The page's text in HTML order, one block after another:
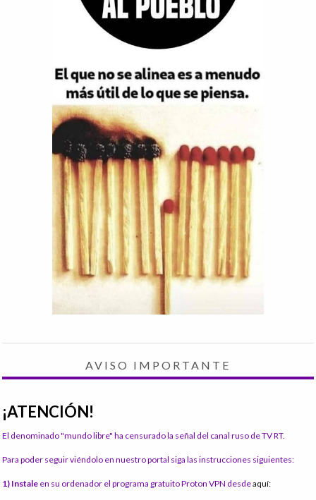
AVISO IMPORTANTE
¡ATENCIÓN!
El denominado "mundo libre" ha censurado la señal del canal ruso de TV RT.
Para poder seguir viéndolo en nuestro portal siga las instrucciones siguientes:
1) Instale en su ordenador el programa gratuito Proton VPN desdeaquí: